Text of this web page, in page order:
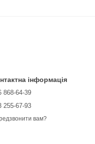
інформація
868-64-39
255-67-93
вам?